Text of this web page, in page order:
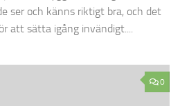
ser och känns riktigt bra, och det
att sätta igång invändigt....
0